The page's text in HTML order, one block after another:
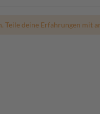
Teile deine Erfahrungen mit